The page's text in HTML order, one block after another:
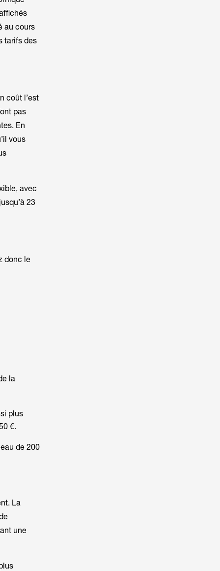
au cours
tarifs des
coût l’est
pas
En
vous
avec
23
donc le
la
plus
€.
de 200
La
une